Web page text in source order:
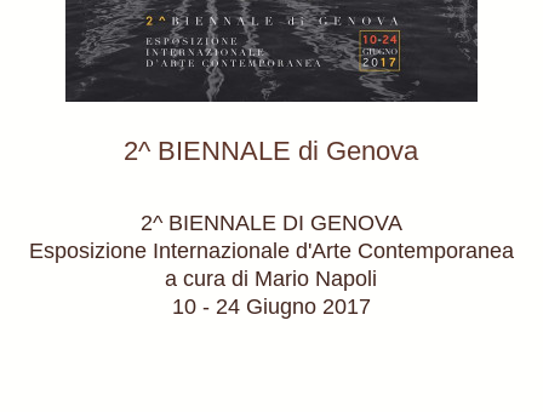
2^ BIENNALE di Genova
2^ BIENNALE DI GENOVA
Esposizione Internazionale d'Arte Contemporanea
a cura di Mario Napoli
10 - 24 Giugno 2017